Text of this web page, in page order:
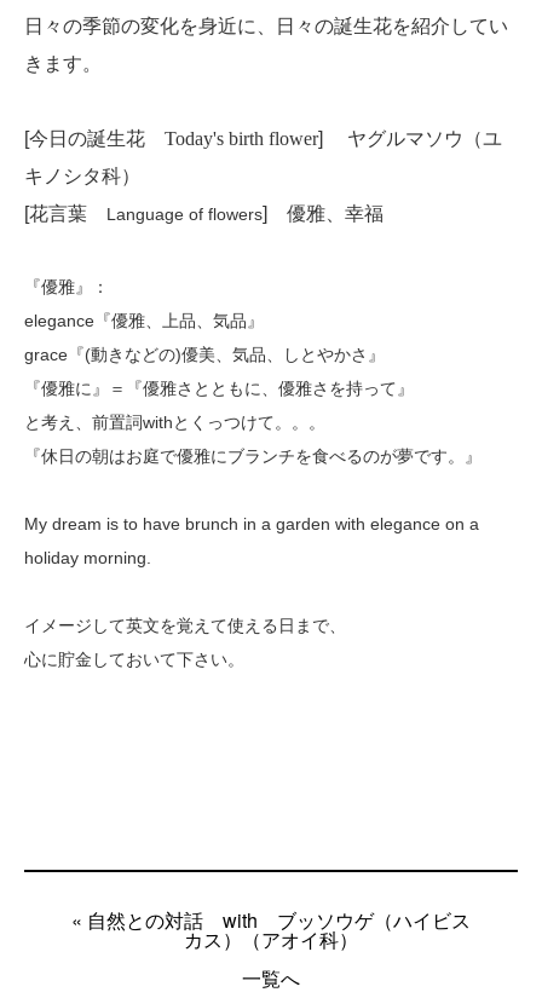
日々の季節の変化を身近に、日々の誕生花を紹介してい
きます。
[今日の誕生花 Today's birth flower] ヤグルマソウ（ユ
キノシタ科）
[花言葉
Language of flowers] 優雅、幸福
『優雅』：
elegance『優雅、上品、気品』
grace『(動きなどの)優美、気品、しとやかさ』
『優雅に』＝『優雅さとともに、優雅さを持って』
と考え、前置詞withとくっつけて。。。
『休日の朝はお庭で優雅にブランチを食べるのが夢です。』
My dream is to have brunch in a garden with elegance on a
holiday morning.
イメージして英文を覚えて使える日まで、
心に貯金しておいて下さい。
« 自然との対話 with ブッソウゲ（ハイビス
カス）（アオイ科）
一覧へ